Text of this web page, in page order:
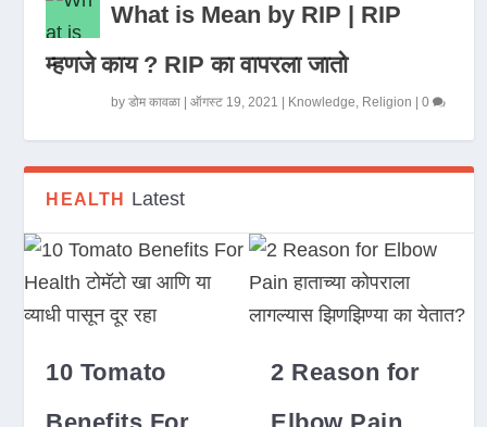
What is Mean by RIP | RIP
म्हणजे काय ? RIP का वापरला जातो
byडोम कावळा |ऑगस्ट 19, 2021 Knowledge, Religion |0
HEALTH Latest
10 Tomato
2 Reason for